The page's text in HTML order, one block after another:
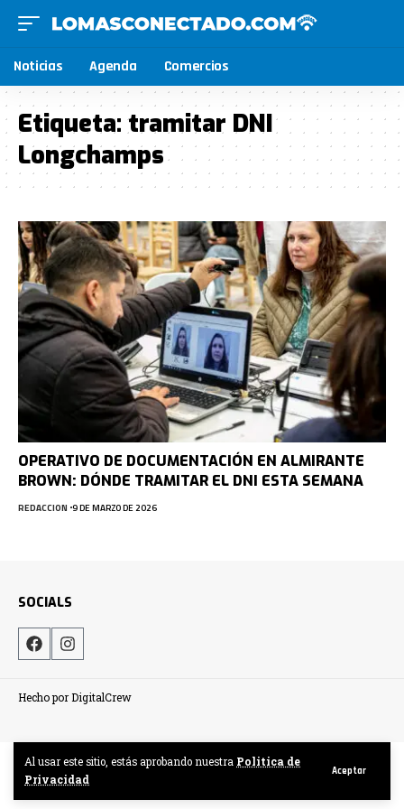
Al usar este sitio, estás aprobando nuestra Politica de
Privacidad
Aceptar
Noticias Agenda Comercios
Etiqueta:tramitar DNI
Longchamps
OPERATIVO DE DOCUMENTACIÓN EN ALMIRANTE
BROWN: DÓNDE TRAMITAR EL DNI ESTA SEMANA
REDACCION 9 DE MARZO DE 2026
SOCIALS
Hecho por DigitalCrew